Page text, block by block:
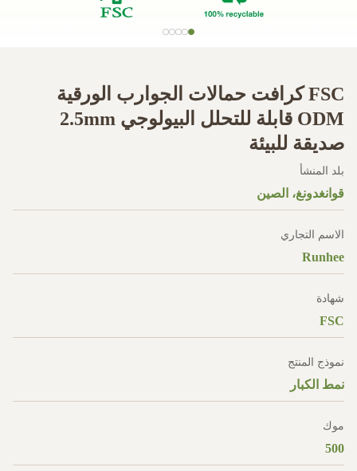
FSC كرافت حمالات الجوارب الورقية
ODM قابلة للتحلل البيولوجي 2.5mm
صديقة للبيئة
بلد المنشأ
قوانغدونغ، الصين
الاسم التجاري
Runhee
شهادة
FSC
نموذج المنتج
نمط الكبار
موك
500